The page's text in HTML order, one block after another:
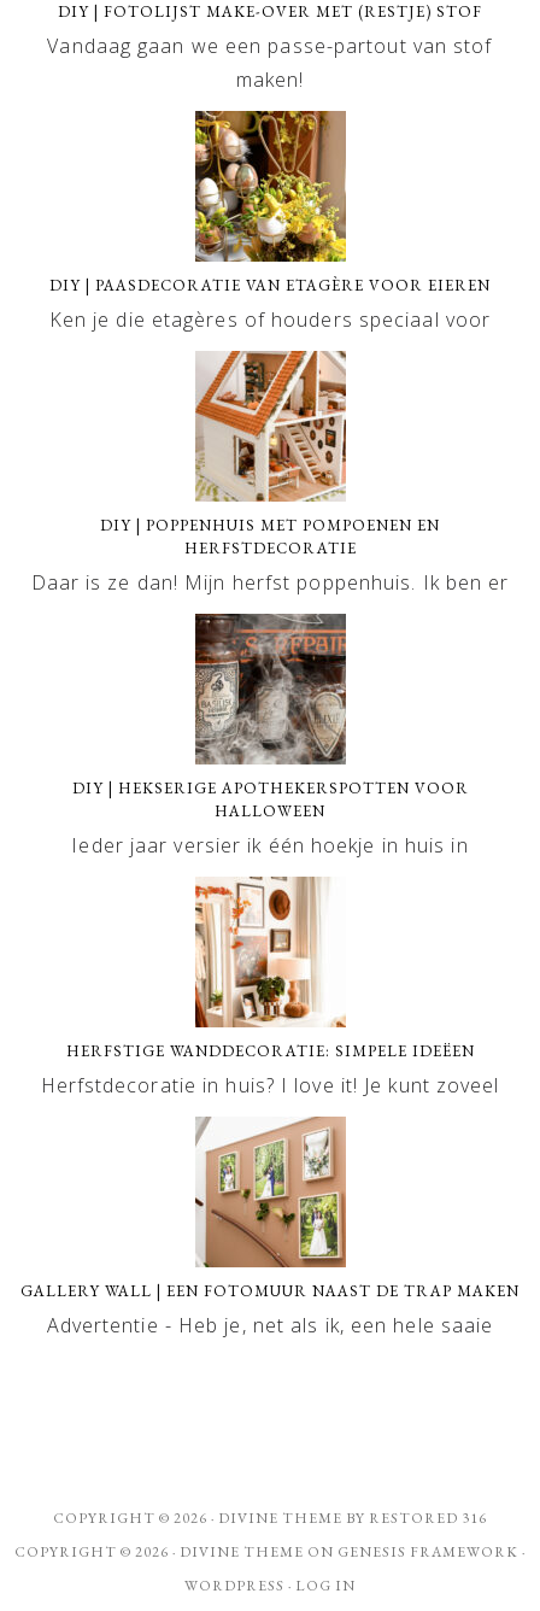
DIY | FOTOLIJST MAKE-OVER MET (RESTJE) STOF
Vandaag gaan we een passe-partout van stof
maken!
DIY | PAASDECORATIE VAN ETAGÈRE VOOR EIEREN
Ken je die etagères of houders speciaal voor
DIY | POPPENHUIS MET POMPOENEN EN
HERFSTDECORATIE
Daar is ze dan! Mijn herfst poppenhuis. Ik ben er
DIY | HEKSERIGE APOTHEKERSPOTTEN VOOR
HALLOWEEN
Ieder jaar versier ik één hoekje in huis in
HERFSTIGE WANDDECORATIE: SIMPELE IDEËEN
Herfstdecoratie in huis? I love it! Je kunt zoveel
GALLERY WALL | EEN FOTOMUUR NAAST DE TRAP MAKEN
Advertentie - Heb je, net als ik, een hele saaie
COPYRIGHT © 2026 · DIVINE THEME BY RESTORED 316
COPYRIGHT © 2026 · DIVINE THEME ON GENESIS FRAMEWORK ·
WORDPRESS · LOG IN